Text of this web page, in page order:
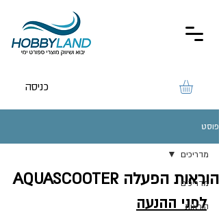
כניסה
פוסט
מדריכים
הוראות
מדריכים
הוראות הפעלה AQUASCOOTER
לפני ההנעה